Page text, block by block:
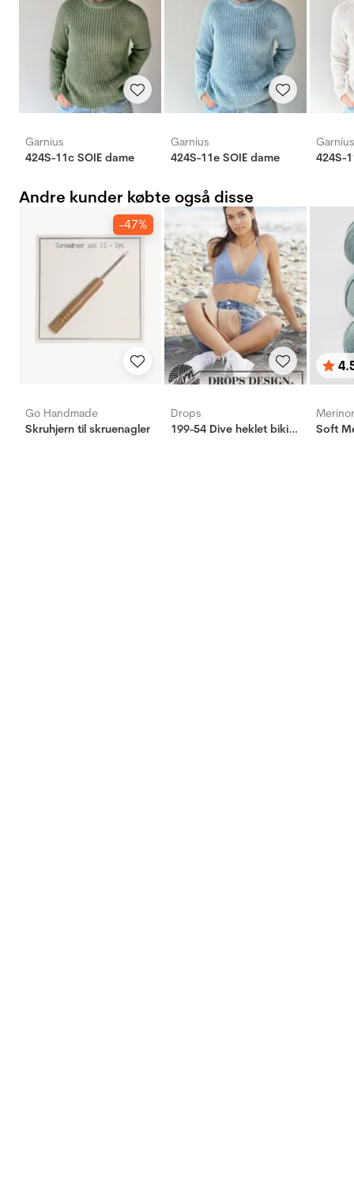
Garnius
424S-11c SOIE dame
Garnius
424S-11e SOIE dame
Garnius
424S-
Andre kunder købte også disse
-47%
Go Handmade
Skruhjern til skruenagler
Drops
199-54 Dive heklet bikinitopp
ud
Merinor
Soft